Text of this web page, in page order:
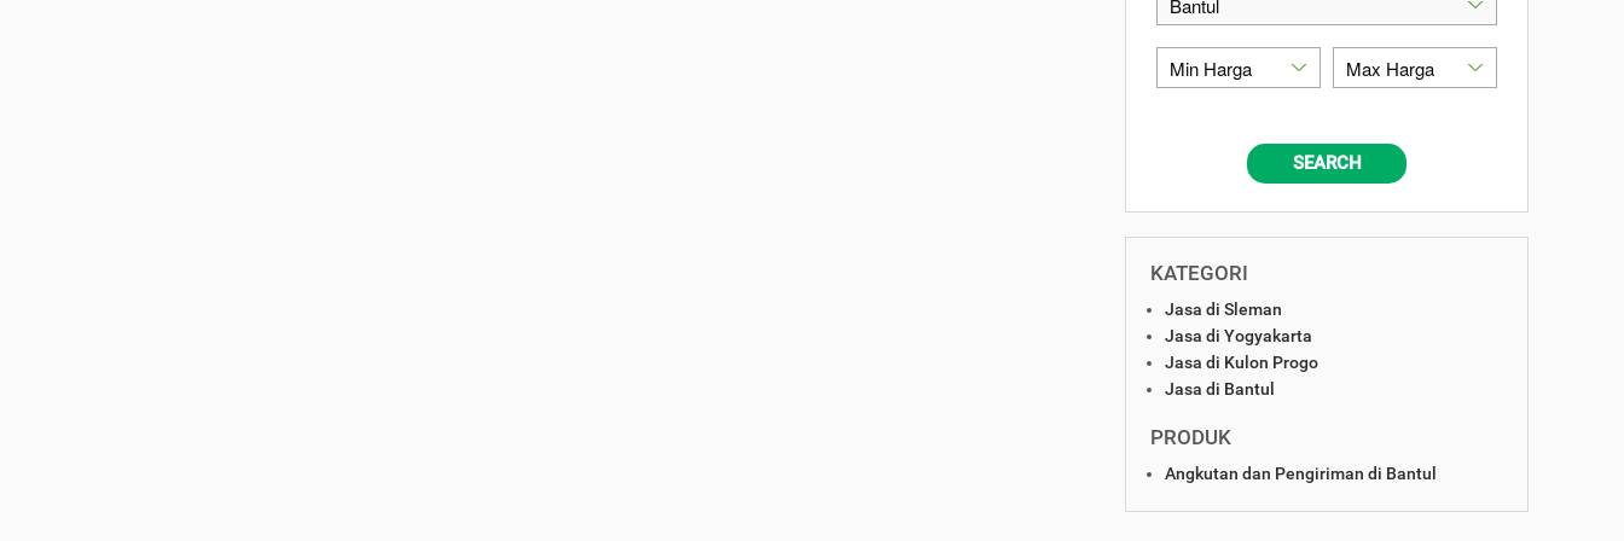
SEARCH
KATEGORI
Jasa di Sleman
Jasa di Yogyakarta
Jasa di Kulon Progo
Jasa di Bantul
PRODUK
Angkutan dan Pengiriman di Bantul